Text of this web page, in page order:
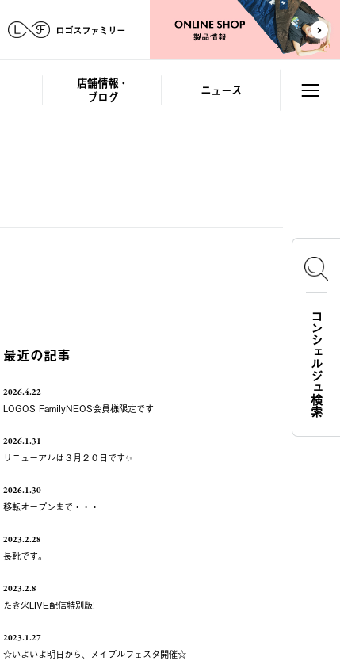
ロゴスファミリー
店舗情報・
ブログ
ニュース
最近の記事
2026.4.22
LOGOS FamilyNEOS会員様限定です
2026.1.31
リニューアルは３月２０日です✨
2026.1.30
移転オープンまで・・・
2023.2.28
長靴です。
2023.2.8
たき火LIVE配信特別版!
2023.1.27
☆いよいよ明日から、メイプルフェスタ開催☆
コンシェルジュ検索